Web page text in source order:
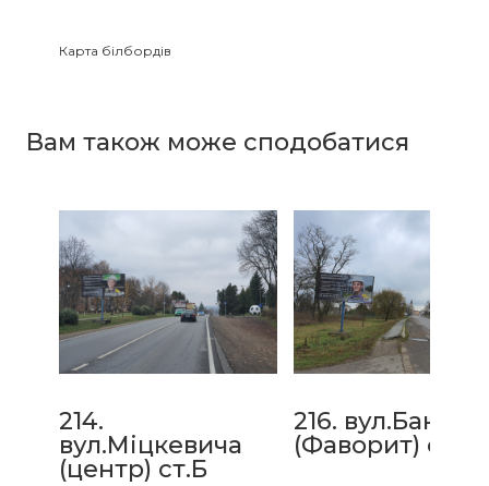
Карта білбордів
Вам також може сподобатися
214.
вул.Міцкевича
(центр) ст.Б
216.
(Фаворит) ст.Б